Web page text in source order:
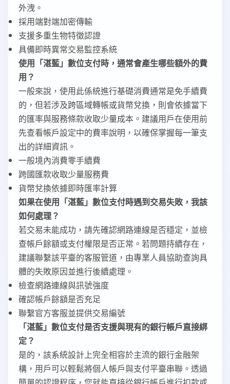
外洩。
採用端對端加密傳輸
支援多重生物特徵認證
具備即時異常交易監控系統
使用「湛藍」數位支付時，通常會產生哪些額外的費
用？
一般來說，使用此係統進行基礎消費通常是免手續費
的，但若涉及跨區域轉帳或貨幣兌換，則會依據當下
的匯率與服務條款收取少量成本。建議用戶在使用前
先查看帳戶設定中的費率說明，以確保掌握每一筆支
出的詳細資訊。
一般境內消費零手續費
跨國匯款收取少量服務費
貨幣兌換依據即時匯率計算
如果在使用「湛藍」數位支付時遇到交易失敗，我該
如何處理？
若交易未能成功，請先確認網路連線是否穩定，並檢
查帳戶餘額或支付權限是否正常。若問題持續存在，
建議聯繫該平臺的客服管道，由專業人員協助查詢具
體的失敗原因並進行後續處理。
檢查網路連線與訊號強度
確認帳戶餘額是否充足
聯繫官方客服並提供交易編號
「湛藍」數位支付是否支援與現有的銀行帳戶直接綁
定？
是的，該系統設計上完全相容於主流的銀行金融架
構，用戶可以輕鬆將個人帳戶與支付平臺串聯。透過